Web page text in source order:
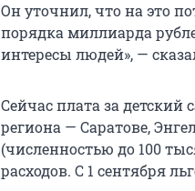
Он уточнил, что на это
порядка миллиарда
интересы людей», —
Сейчас плата за детский
региона — Саратове,
(численностью до 100
расходов. С 1 сентября